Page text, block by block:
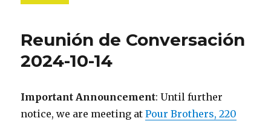
Reunión de Conversación
2024-10-14
Important Announcement: Until further
notice, we are meeting atPour Brothers, 220